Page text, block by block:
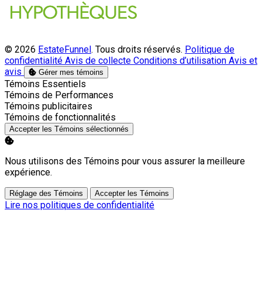
© 2026 EstateFunnel. Tous droits réservés. Politique de
confidentialité Avis de collecte Conditions d’utilisation Avis et
avis
Gérer mes témoins
Activer
Témoins Essentiels
Activer
Témoins de Performances
Activer
Témoins publicitaires
Activer
Témoins de fonctionnalités
Accepter les Témoins sélectionnés
Nous utilisons des Témoins pour vous assurer la meilleure
expérience.
Réglage des Témoins Accepter les Témoins
Lire nos politiques de confidentialité